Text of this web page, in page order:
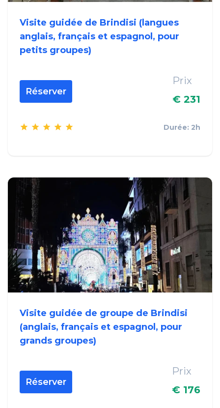
Visite guidée de Brindisi (langues
anglais, français et espagnol, pour
petits groupes)
Réserver
Prix
€ 231
Durée: 2h
Visite guidée de groupe de Brindisi
(anglais, français et espagnol, pour
grands groupes)
Réserver
Prix
€ 176